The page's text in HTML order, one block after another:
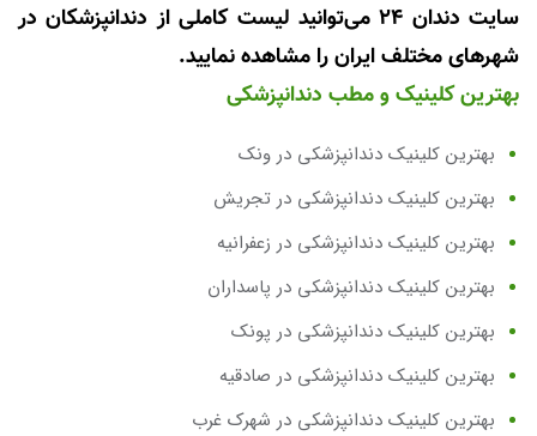
سایت دندان 24 می‌توانید لیست کاملی از دندانپزشکان در
شهرهای مختلف ایران را مشاهده نمایید.
بهترین کلینیک و مطب دندانپزشکی
بهترین کلینیک دندانپزشکی در ونک
بهترین کلینیک دندانپزشکی در تجریش
بهترین کلینیک دندانپزشکی در زعفرانیه
بهترین کلینیک دندانپزشکی در پاسداران
بهترین کلینیک دندانپزشکی در پونک
بهترین کلینیک دندانپزشکی در صادقیه
بهترین کلینیک دندانپزشکی در شهرک غرب